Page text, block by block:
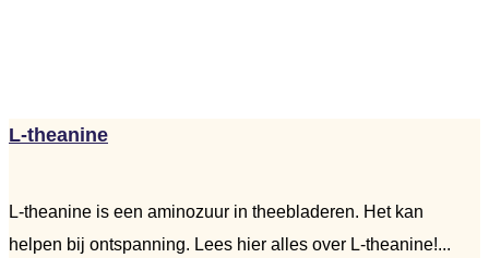
L-theanine
L-theanine is een aminozuur in theebladeren. Het kan
helpen bij ontspanning. Lees hier alles over L-theanine!...